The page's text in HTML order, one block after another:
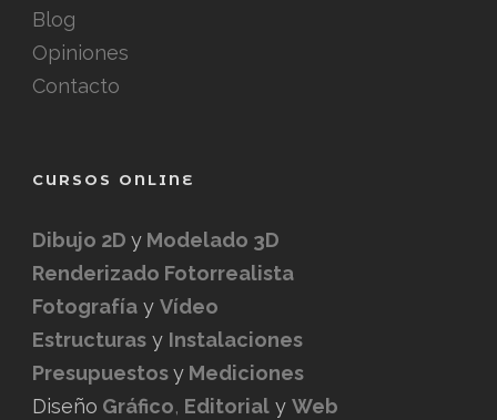
Blog
Opiniones
Contacto
CURSOS ONLINE
Dibujo 2D y Modelado 3D
Renderizado Fotorrealista
Fotografía y Vídeo
Estructuras y Instalaciones
Presupuestosy Mediciones
Diseño Gráfico, Editorial y Web